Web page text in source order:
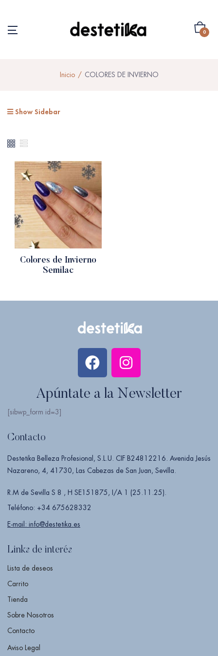
0
Inicio COLORES DE INVIERNO
Show Sidebar
Colores de Invierno
Semilac
Apúntate a la Newsletter
[sibwp_form id=3]
Contacto
Destetika Belleza Profesional, S.L.U. CIF B24812216. Avenida Jesús
Nazareno, 4, 41730, Las Cabezas de San Juan, Sevilla.
R.M de Sevilla S 8 , H SE151875, I/A 1 (25.11.25).
Teléfono: +34 675628332
E-mail: info@destetika.es
Links de interés
Lista de deseos
Carrito
Tienda
Sobre Nosotros
Contacto
Aviso Legal